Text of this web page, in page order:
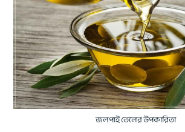
জলপাই তেলের উপকারিতা